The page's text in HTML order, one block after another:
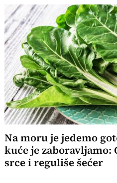
Na moru je jedemo
kuće je zaboravljamo:
srce i reguliše šećer